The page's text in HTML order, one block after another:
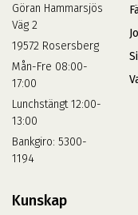
Göran Hammarsjös
Väg 2
19572 Rosersberg
Mån-Fre 08:00-
17:00
Lunchstängt 12:00-
13:00
Bankgiro: 5300-
1194
Kunskap